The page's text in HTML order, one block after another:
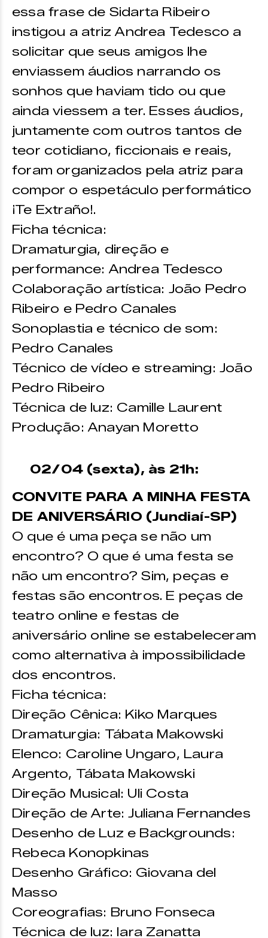
essa frase de Sidarta Ribeiro
instigou a atriz Andrea Tedesco a
solicitar que seus amigos lhe
enviassem áudios narrando os
sonhos que haviam tido ou que
ainda viessem a ter. Esses áudios,
juntamente com outros tantos de
teor cotidiano, ficcionais e reais,
foram organizados pela atriz para
compor o espetáculo performático
¡Te Extraño!.
Ficha técnica:
Dramaturgia, direção e
performance: Andrea Tedesco
Colaboração artística: João Pedro
Ribeiro e Pedro Canales
Sonoplastia e técnico de som:
Pedro Canales
Técnico de vídeo e streaming: João
Pedro Ribeiro
Técnica de luz: Camille Laurent
Produção: Anayan Moretto
02/04 (sexta), às 21h:
CONVITE PARA A MINHA FESTA
DE ANIVERSÁRIO (Jundiaí-SP)
O que é uma peça se não um
encontro? O que é uma festa se
não um encontro? Sim, peças e
festas são encontros. E peças de
teatro online e festas de
aniversário online se estabeleceram
como alternativa à impossibilidade
dos encontros.
Ficha técnica:
Direção Cênica: Kiko Marques
Dramaturgia: Tábata Makowski
Elenco: Caroline Ungaro, Laura
Argento, Tábata Makowski
Direção Musical: Uli Costa
Direção de Arte: Juliana Fernandes
Desenho de Luz e Backgrounds:
Rebeca Konopkinas
Desenho Gráfico: Giovana del
Masso
Coreografias: Bruno Fonseca
Técnica de luz: Iara Zanatta